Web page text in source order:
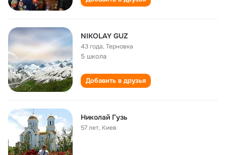
NIKOLAY GUZ
43 года,Терновка
5 школа
Добавить в друзья
Николай Гузь
57 лет, Киев